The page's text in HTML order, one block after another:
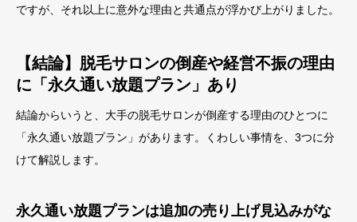
ですが、それ以上に意外な理由と共通点が浮かび上がりました。
【結論】脱毛サロンの倒産や経営不振の理由
に「永久通い放題プラン」あり
結論からいうと、大手の脱毛サロンが倒産する理由のひとつに
「永久通い放題プラン」があります。くわしい事情を、3つに分
けて解説します。
永久通い放題プランは追加の売り上げ見込みがな